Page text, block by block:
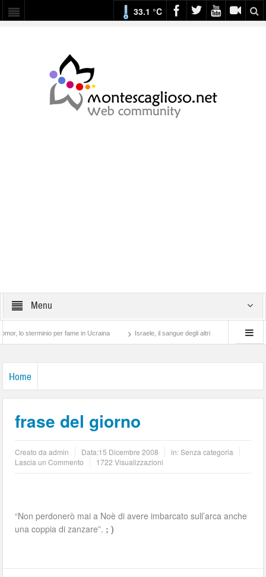
33.1 °C
Menu
sterminio per fame in Ucraina Israele, il sangue degli altri Lotta di classe…
Home
frase del giorno
Creato daadmin Data:15 Dicembre 2008
in: Senza categoria
Lascia un Commento
1722 Visualizzazioni
“Non perdonerò mai a Noè di avere imbarcato sull’arca anche
una coppia di zanzare”. ; )